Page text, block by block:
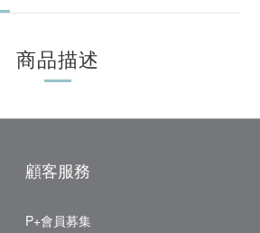
商品描述
顧客服務
P+會員募集